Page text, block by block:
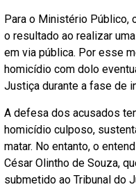
Para o Ministério Público,
o resultado ao realizar
em via pública. Por esse
homicídio com dolo
Justiça durante a fase de
A defesa dos acusados
homicídio culposo,
matar. No entanto, o
César Olintho de Souza,
submetido ao Tribunal do